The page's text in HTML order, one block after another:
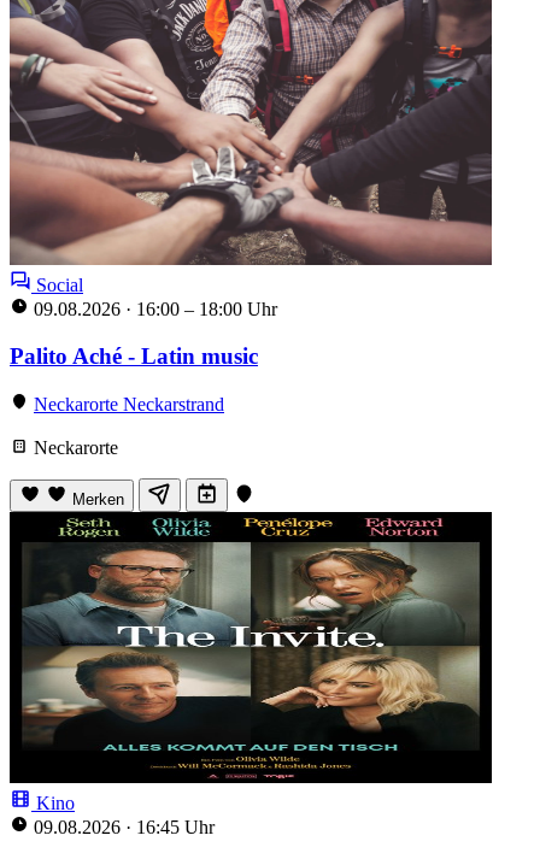
Social
09.08.2026 · 16:00 – 18:00 Uhr
Palito Aché - Latin music
Neckarorte Neckarstrand
Neckarorte
Merken
Kino
09.08.2026 · 16:45 Uhr